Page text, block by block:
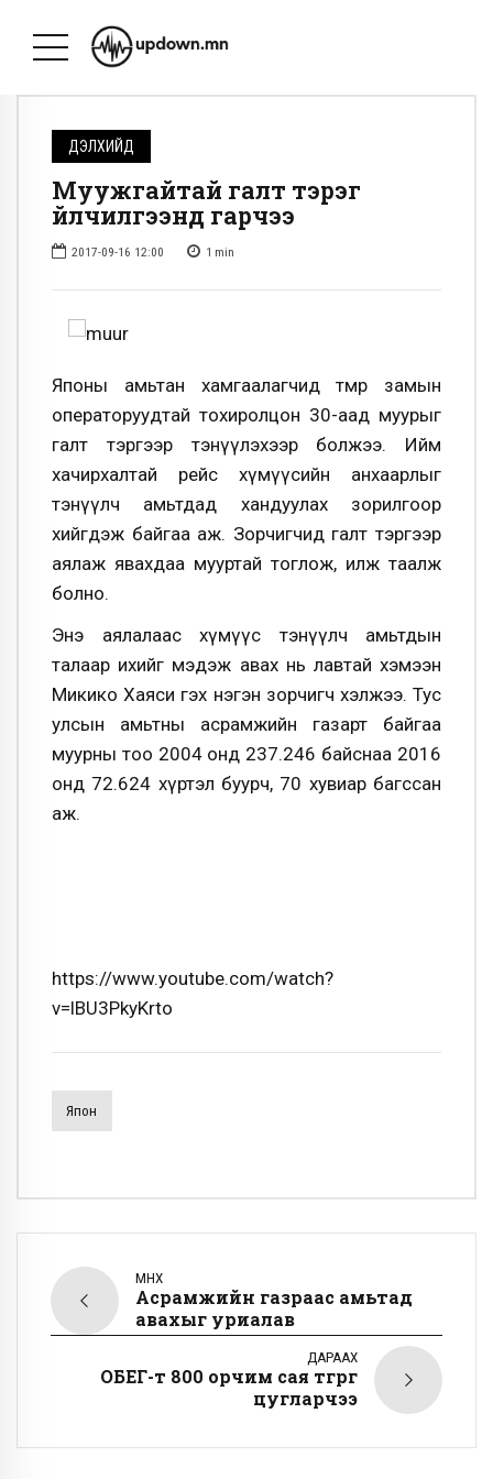
ДЭЛХИЙД
Муужгайтай галт тэрэг
үйлчилгээнд гарчээ
2017-09-16 12:00 1 min
Японы амьтан хамгаалагчид төмөр замын
операторуудтай тохиролцон 30-аад муурыг
галт тэргээр тэнүүлэхээр болжээ. Ийм
хачирхалтай рейс хүмүүсийн анхаарлыг
тэнүүлч амьтдад хандуулах зорилгоор
хийгдэж байгаа аж. Зорчигчид галт тэргээр
аялаж явахдаа мууртай тоглож, илж таалж
болно.
Энэ аялалаас хүмүүс тэнүүлч амьтдын
талаар ихийг мэдэж авах нь лавтай хэмээн
Микико Хаяси гэх нэгэн зорчигч хэлжээ. Тус
улсын амьтны асрамжийн газарт байгаа
муурны тоо 2004 онд 237.246 байснаа 2016
онд 72.624 хүртэл буурч, 70 хувиар багссан
аж.
https://www.youtube.com/watch?
v=lBU3PkyKrto
Япон
ӨМНӨХ
Асрамжийн газраас амьтад
авахыг уриалав
ДАРААХ
ОБЕГ-т 800 орчим сая төгрөг
цугларчээ